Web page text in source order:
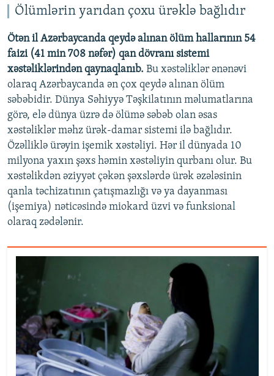
Ölümlərin yarıdan çoxu ürəklə bağlıdır
Ötən il Azərbaycanda qeydə alınan ölüm hallarının 54
faizi (41 min 708 nəfər) qan dövranı sistemi
xəstəliklərindən qaynaqlanıb. Bu xəstəliklər ənənəvi
olaraq Azərbaycanda ən çox qeydə alınan ölüm
səbəbidir. Dünya Səhiyyə Təşkilatının məlumatlarına
görə, elə dünya üzrə də ölümə səbəb olan əsas
xəstəliklər məhz ürək-damar sistemi ilə bağlıdır.
Özəlliklə ürəyin işemik xəstəliyi. Hər il dünyada 10
milyona yaxın şəxs həmin xəstəliyin qurbanı olur. Bu
xəstəlikdən əziyyət çəkən şəxslərdə ürək əzələsinin
qanla təchizatının çatışmazlığı və ya dayanması
(işemiya) nəticəsində miokard üzvi və funksional
olaraq zədələnir.